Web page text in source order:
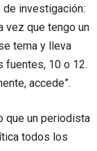
investigación:
vez que tengo un
tema y lleva
fuentes, 10 o 12.
accede”.
que un periodista
todos los